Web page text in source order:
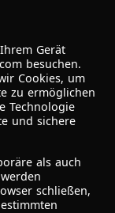
Gerät
besuchen.
Cookies, um
zu ermöglichen
Technologie
und sichere
als auch
schließen,